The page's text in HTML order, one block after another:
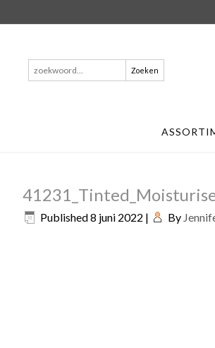
Zoeken
naar:
Published8 juni 2022 | By